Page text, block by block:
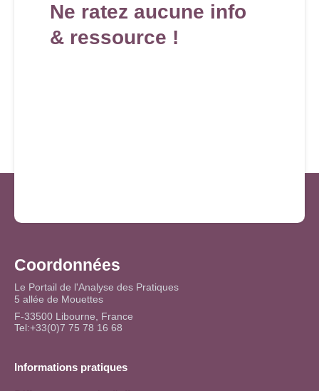
Ne ratez aucune info
& ressource !
Coordonnées
Le Portail de l'Analyse des Pratiques
5 allée de Mouettes
F-33500 Libourne, France
Tel:+33(0)7 75 78 16 68
Informations pratiques